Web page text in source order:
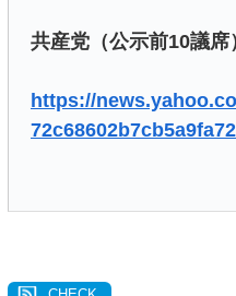
共産党（公示前10議席
https://